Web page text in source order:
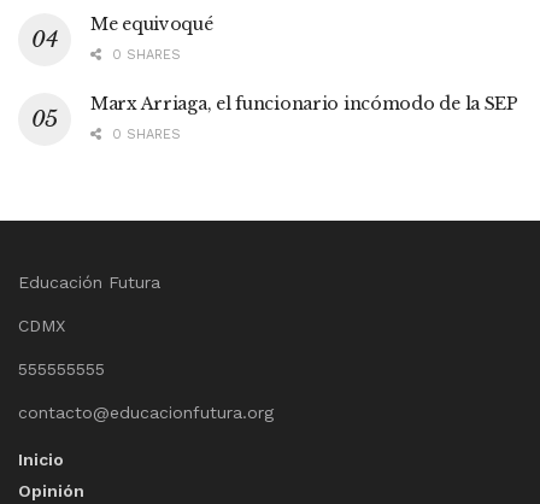
Me equivoqué
0 SHARES
Marx Arriaga, el funcionario incómodo de la SEP
0 SHARES
Educación Futura
CDMX
555555555
contacto@educacionfutura.org
Inicio
Opinión